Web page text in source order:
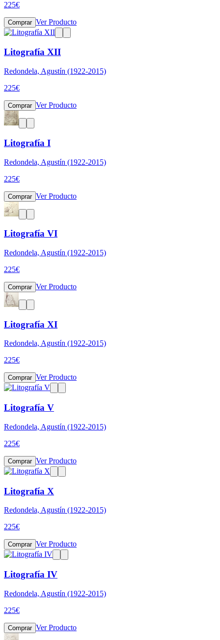
225€
Comprar Ver Producto
Litografía XII
Redondela, Agustín (1922-2015)
225€
Comprar Ver Producto
Litografía I
Redondela, Agustín (1922-2015)
225€
Comprar Ver Producto
Litografía VI
Redondela, Agustín (1922-2015)
225€
Comprar Ver Producto
Litografía XI
Redondela, Agustín (1922-2015)
225€
Comprar Ver Producto
Litografía V
Redondela, Agustín (1922-2015)
225€
Comprar Ver Producto
Litografía X
Redondela, Agustín (1922-2015)
225€
Comprar Ver Producto
Litografía IV
Redondela, Agustín (1922-2015)
225€
Comprar Ver Producto